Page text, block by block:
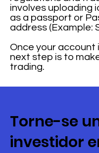
involves uploading
as a passport or
address (Example:
Once your account
next step is to
trading.
Torne-se
investidor